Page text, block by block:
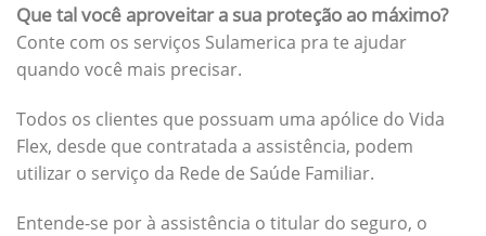
Que tal você aproveitar a sua proteção ao máximo?
Conte com os serviços Sulamerica pra te ajudar
quando você mais precisar.
Todos os clientes que possuam uma apólice do Vida
Flex, desde que contratada a assistência, podem
utilizar o serviço da Rede de Saúde Familiar.
Entende-se por à assistência o titular do seguro, o